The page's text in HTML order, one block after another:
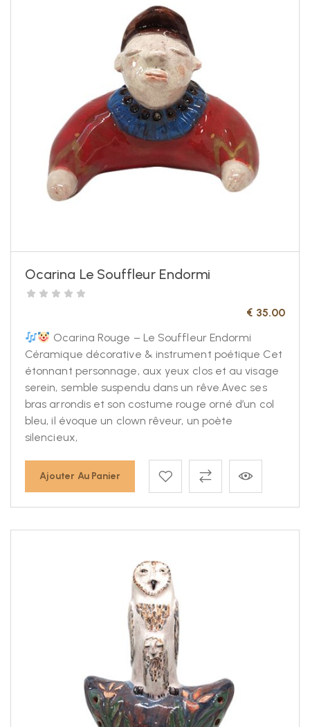
Ocarina Le Souffleur Endormi
€ 35.00
Ocarina Rouge – Le Souffleur Endormi
Céramique décorative & instrument poétique Cet
étonnant personnage, aux yeux clos et au visage
serein, semble suspendu dans un rêve.Avec ses
bras arrondis et son costume rouge orné d’un col
bleu, il évoque un clown rêveur, un poète
silencieux,
Ajouter Au Panier